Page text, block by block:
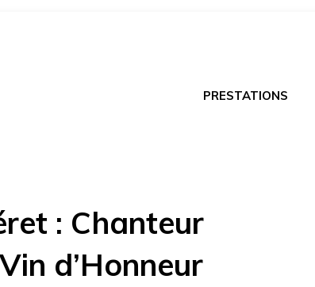
PRESTATIONS
: Chanteur
d’Honneur